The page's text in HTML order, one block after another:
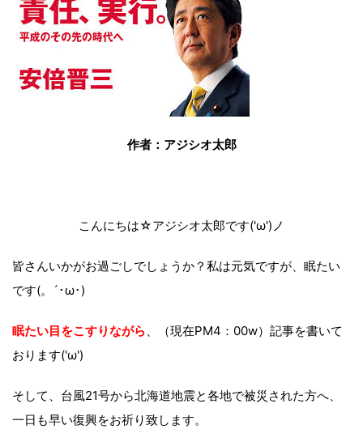
作者：アジシオ太郎
こんにちは☆アジシオ太郎です('ω')ノ
皆さんいかがお過ごしでしょうか？私は元気ですが、眠たい
です(。´･ω･)
眠たい目をこすりながら、（現在PM4：00w）記事を書いて
おります('ω')
そして、台風21号から北海道地震と各地で被災された方へ、
一日も早い復興をお祈り致します。